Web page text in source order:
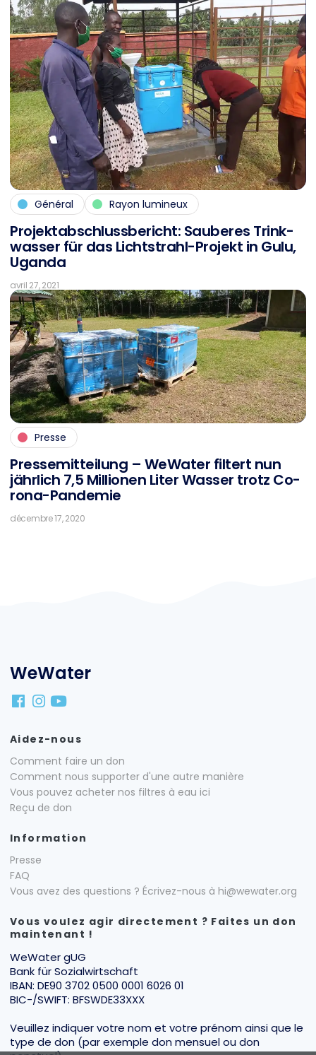
Général Rayon lumineux
Pro­jekt­ab­schluss­be­richt: Sau­be­res Trink­
was­ser für das Licht­strahl-Pro­jekt in Gulu,
Ugan­da
avril 27, 2021
Presse
Pres­se­mit­tei­lung – We­Wa­ter fil­tert nun
jähr­lich 7,5 Mil­lio­nen Li­ter Was­ser trotz Co­
ro­na-Pan­de­mie
décembre 17, 2020
WeWater
Aidez-nous
Comment faire un don
Comment nous supporter d'une autre manière
Vous pouvez acheter nos filtres à eau ici
Reçu de don
Information
Presse
FAQ
Vous avez des questions ? Écrivez-nous à hi@wewater.org
Vous voulez agir directement ? Faites un don
maintenant !
WeWater gUG
Bank für Sozialwirtschaft
IBAN: DE90 3702 0500 0001 6026 01
BIC-/SWIFT: BFSWDE33XXX
Veuillez indiquer votre nom et votre prénom ainsi que le
type de don (par exemple don mensuel ou don